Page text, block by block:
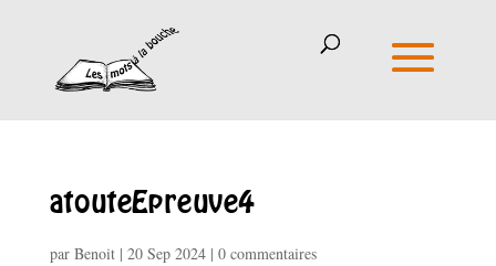
atouteEpreuve4
par Benoit| 20 Sep 2024| 0 commentaires